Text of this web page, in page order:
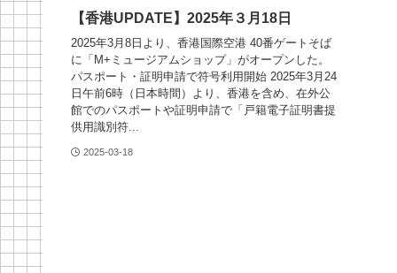
【香港UPDATE】2025年３月18日
2025年3月8日より、香港国際空港 40番ゲートそば
に「M+ミュージアムショップ」がオープンした。
パスポート・証明申請で符号利用開始 2025年3月24
日午前6時（日本時間）より、香港を含め、在外公
館でのパスポートや証明申請で「戸籍電子証明書提
供用識別符...
2025-03-18